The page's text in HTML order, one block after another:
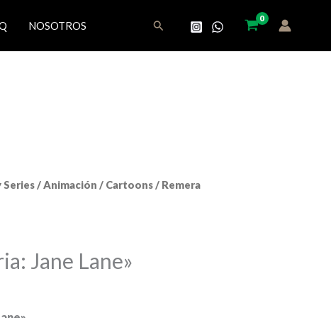
NOSOTROS Buscar
Series/Animación / Cartoons/ Remera
Jane Lane»